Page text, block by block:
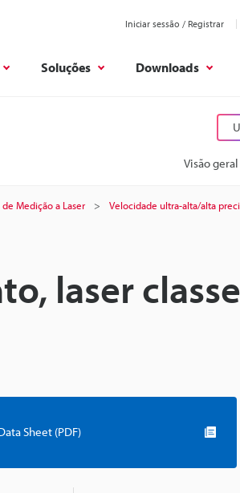
Iniciar sessão / Registrar
Soluções Downloads
Visão geral
Medição a Laser Velocidade ultra-alta/alta
laser
Sheet (PDF)